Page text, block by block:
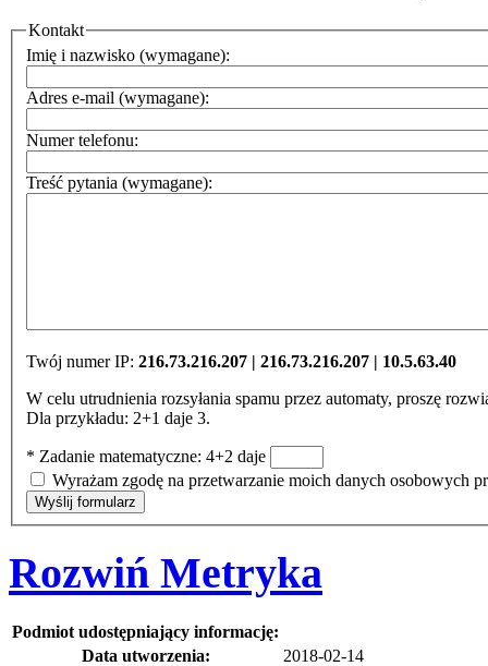
Kontakt
Imię i nazwisko (wymagane):
Adres e-mail (wymagane):
Numer telefonu:
Treść pytania (wymagane):
Twój numer IP: 216.73.216.207 | 216.73.216.207 | 10.5.63.40
W celu utrudnienia rozsyłania spamu przez automaty, proszę
Dla przykładu: 2+1 daje 3.
* Zadanie matematyczne: 4+2 daje
Wyrażam zgodę na przetwarzanie moich danych osobowych
Rozwiń Metryka
Podmiot udostępniający informację:
Data utworzenia:
2018-02-14